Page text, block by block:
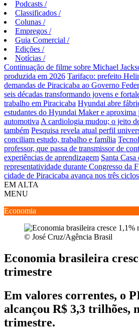
Podcasts /
Classificados /
Colunas /
Empregos /
Guia Comercial /
Edições /
Notícias /
Continuação de filme sobre Michael
produzida em 2026 Tarifaço: prefeito
demandas de Piracicaba ao Governo
seis décadas transformando jovens e
trabalho em Piracicaba Hyundai abre
estudantes do Hyundai Maker e aproxima
automotiva A cardiologia mudou; o jeito
também Pesquisa revela atual perfil
conciliam estudo, trabalho e família
professor, que passa de transmissor de
experiências de aprendizagem Santa
representatividade durante Congresso da
cidade de Piracicaba avança nos três
EM ALTA
MENU
Economia
© José Cruz/Agência Brasil
Economia brasileira
trimestre
Em valores correntes, o
alcançou R$ 3,3 trilhões,
trimestre.